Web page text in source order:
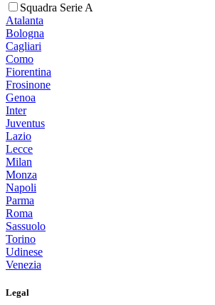
Squadra Serie A
Atalanta
Bologna
Cagliari
Como
Fiorentina
Frosinone
Genoa
Inter
Juventus
Lazio
Lecce
Milan
Monza
Napoli
Parma
Roma
Sassuolo
Torino
Udinese
Venezia
Legal